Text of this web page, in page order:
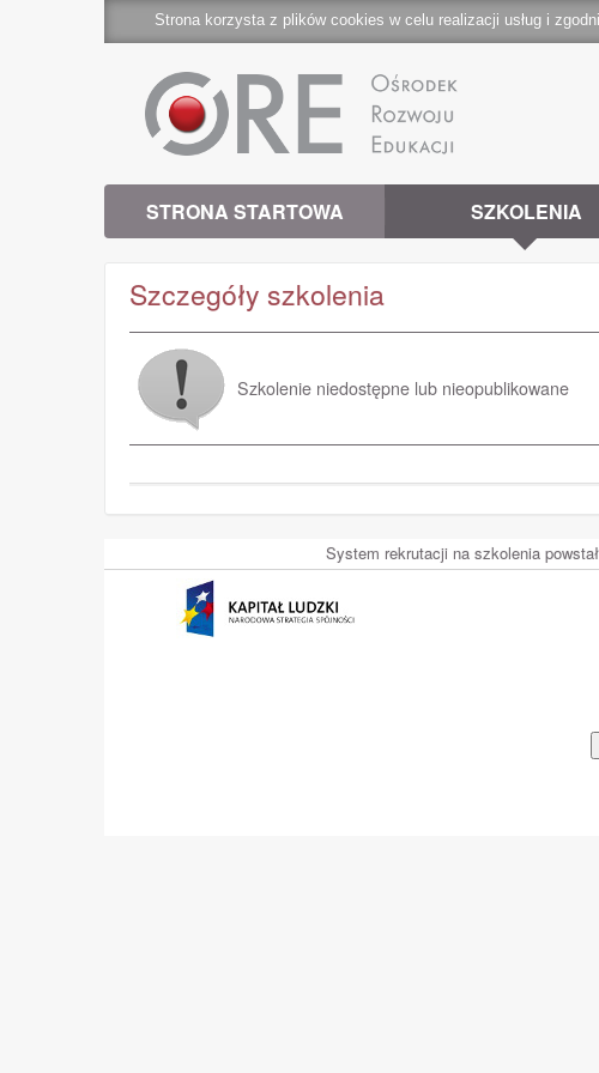
Strona korzysta z plików cookies w celu realizacji usług i
STRONA STARTOWA SZKOLENIA
Szczegóły szkolenia
Szkolenie niedostępne lub nieopublikowane
System rekrutacji na szkolenia